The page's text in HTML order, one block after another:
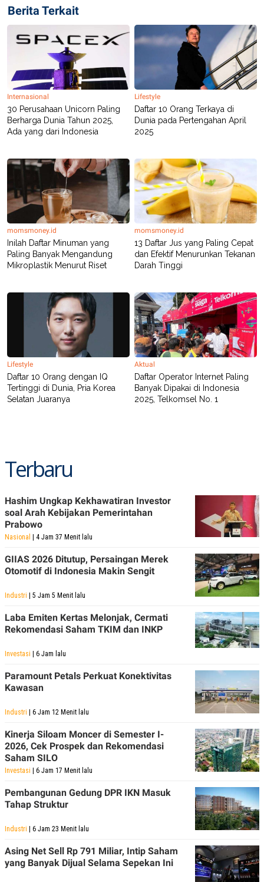
Berita Terkait
Internasional
30 Perusahaan Unicorn Paling
Berharga Dunia Tahun 2025,
Ada yang dari Indonesia
Lifestyle
Daftar 10 Orang Terkaya di
Dunia pada Pertengahan April
2025
momsmoney.id
Inilah Daftar Minuman yang
Paling Banyak Mengandung
Mikroplastik Menurut Riset
momsmoney.id
13 Daftar Jus yang Paling Cepat
dan Efektif Menurunkan Tekanan
Darah Tinggi
Lifestyle
Daftar 10 Orang dengan IQ
Tertinggi di Dunia, Pria Korea
Selatan Juaranya
Aktual
Daftar Operator Internet Paling
Banyak Dipakai di Indonesia
2025, Telkomsel No. 1
Terbaru
Hashim Ungkap Kekhawatiran Investor
soal Arah Kebijakan Pemerintahan
Prabowo
Nasional | 4 Jam 37 Menit lalu
GIIAS 2026 Ditutup, Persaingan Merek
Otomotif di Indonesia Makin Sengit
Industri | 5 Jam 5 Menit lalu
Laba Emiten Kertas Melonjak, Cermati
Rekomendasi Saham TKIM dan INKP
Investasi | 6 Jam lalu
Paramount Petals Perkuat Konektivitas
Kawasan
Industri | 6 Jam 12 Menit lalu
Kinerja Siloam Moncer di Semester I-
2026, Cek Prospek dan Rekomendasi
Saham SILO
Investasi | 6 Jam 17 Menit lalu
Pembangunan Gedung DPR IKN Masuk
Tahap Struktur
Industri | 6 Jam 23 Menit lalu
Asing Net Sell Rp 791 Miliar, Intip Saham
yang Banyak Dijual Selama Sepekan Ini